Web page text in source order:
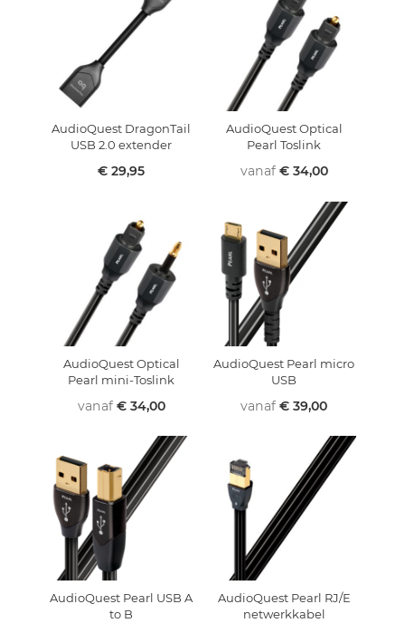
AudioQuest DragonTail
USB 2.0 extender
€ 29,95
AudioQuest Optical
Pearl Toslink
vanaf € 34,00
AudioQuest Optical
Pearl mini-Toslink
vanaf € 34,00
AudioQuest Pearl micro
USB
vanaf € 39,00
AudioQuest Pearl USB A
to B
AudioQuest Pearl RJ/E
netwerkkabel